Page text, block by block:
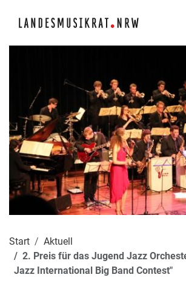
Start
Aktuell
2. Preis für das Jugend Jazz
Jazz International Big Band Contest"